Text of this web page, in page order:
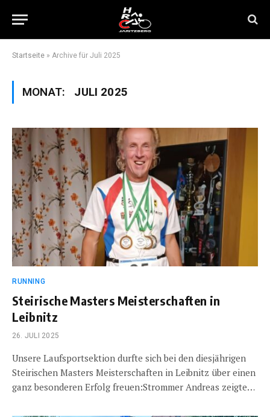
Startseite » Archive für Juli 2025
MONAT: JULI 2025
RUNNING
Steirische Masters Meisterschaften in
Leibnitz
26. JULI 2025
Unsere Laufsportsektion durfte sich bei den diesjährigen
Steirischen Masters Meisterschaften in Leibnitz über einen
ganz besonderen Erfolg freuen:Strommer Andreas zeigte…